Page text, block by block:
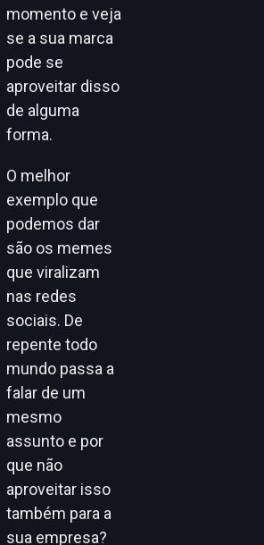
momento e veja
se a sua marca
pode se
aproveitar disso
de alguma
forma.
O melhor
exemplo que
podemos dar
são os memes
que viralizam
nas redes
sociais. De
repente todo
mundo passa a
falar de um
mesmo
assunto e por
que não
aproveitar isso
também para a
sua empresa?